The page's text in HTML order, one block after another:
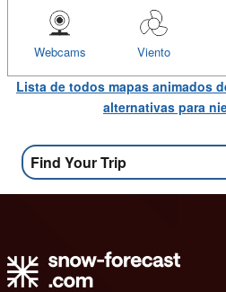
Viento
Webcams
Lista de todos mapas animados
alternativas para
Find Your Trip